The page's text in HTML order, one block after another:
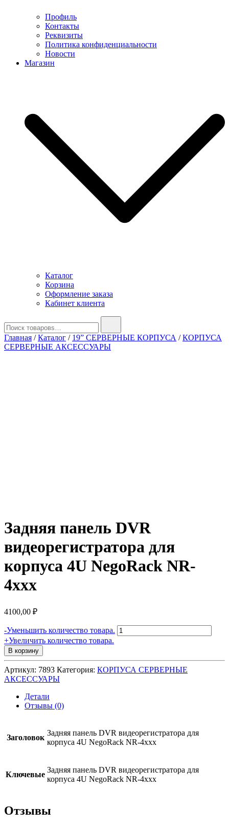
Профиль
Контакты
Реквизиты
Политика конфиденциальности
Новости
Магазин
Каталог
Корзина
Оформление заказа
Кабинет клиента
Главная /Каталог / 19” СЕРВЕРНЫЕ КОРПУСА /КОРПУСА
СЕРВЕРНЫЕ АКСЕССУАРЫ
Задняя панель DVR
видеорегистратора для
корпуса 4U NegoRack NR-
4xxx
4100,00 ₽
-Уменьшить количество товара. Количество
товара
DVR
видеорегистратора
4xxx
+Увеличить количество товара.
В корзину
Артикул: 7893 Категория: КОРПУСА СЕРВЕРНЫЕ
АКСЕССУАРЫ
Детали
Отзывы (0)
Заголовок
Задняя панель DVR видеорегистратора для
корпуса 4U NegoRack NR-4xxx
Ключевые
Задняя панель DVR видеорегистратора для
корпуса 4U NegoRack NR-4xxx
Отзывы